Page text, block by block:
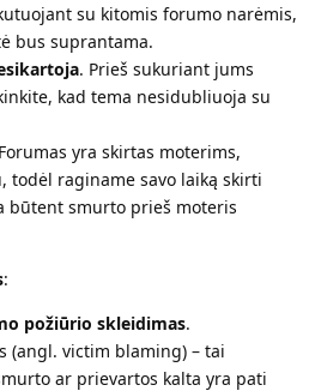
su kitomis forumo narėmis,
bus suprantama.
. Prieš sukuriant jums
kad tema nesidubliuoja su
yra skirtas moterims,
todėl raginame savo laiką skirti
būtent smurto prieš moteris
:
požiūrio skleidimas.
(angl. victim blaming) – tai
ar prievartos kalta yra pati